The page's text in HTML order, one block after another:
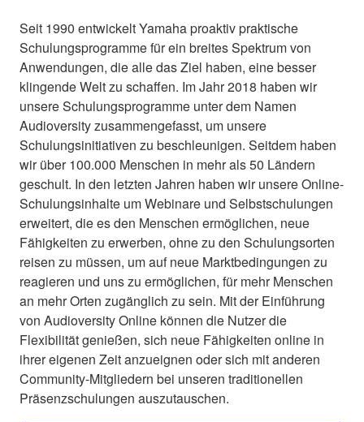
Seit 1990 entwickelt Yamaha proaktiv praktische
Schulungsprogramme für ein breites Spektrum von
Anwendungen, die alle das Ziel haben, eine besser
klingende Welt zu schaffen. Im Jahr 2018 haben wir
unsere Schulungsprogramme unter dem Namen
Audioversity zusammengefasst, um unsere
Schulungsinitiativen zu beschleunigen. Seitdem haben
wir über 100.000 Menschen in mehr als 50 Ländern
geschult. In den letzten Jahren haben wir unsere Online-
Schulungsinhalte um Webinare und Selbstschulungen
erweitert, die es den Menschen ermöglichen, neue
Fähigkeiten zu erwerben, ohne zu den Schulungsorten
reisen zu müssen, um auf neue Marktbedingungen zu
reagieren und uns zu ermöglichen, für mehr Menschen
an mehr Orten zugänglich zu sein. Mit der Einführung
von Audioversity Online können die Nutzer die
Flexibilität genießen, sich neue Fähigkeiten online in
ihrer eigenen Zeit anzueignen oder sich mit anderen
Community-Mitgliedern bei unseren traditionellen
Präsenzschulungen auszutauschen.